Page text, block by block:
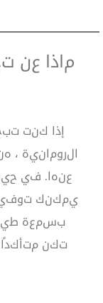
ماذا عن
إذا كنت
الرومانية
عنها. في
يمكنك
بسمعة
تكن